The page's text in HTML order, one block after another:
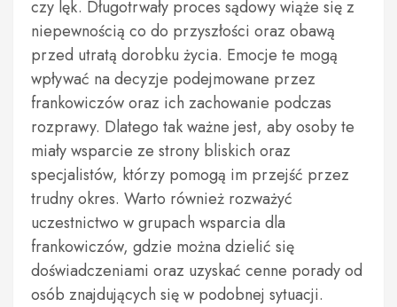
czy lęk. Długotrwały proces sądowy wiąże się z
niepewnością co do przyszłości oraz obawą
przed utratą dorobku życia. Emocje te mogą
wpływać na decyzje podejmowane przez
frankowiczów oraz ich zachowanie podczas
rozprawy. Dlatego tak ważne jest, aby osoby te
miały wsparcie ze strony bliskich oraz
specjalistów, którzy pomogą im przejść przez
trudny okres. Warto również rozważyć
uczestnictwo w grupach wsparcia dla
frankowiczów, gdzie można dzielić się
doświadczeniami oraz uzyskać cenne porady od
osób znajdujących się w podobnej sytuacji.